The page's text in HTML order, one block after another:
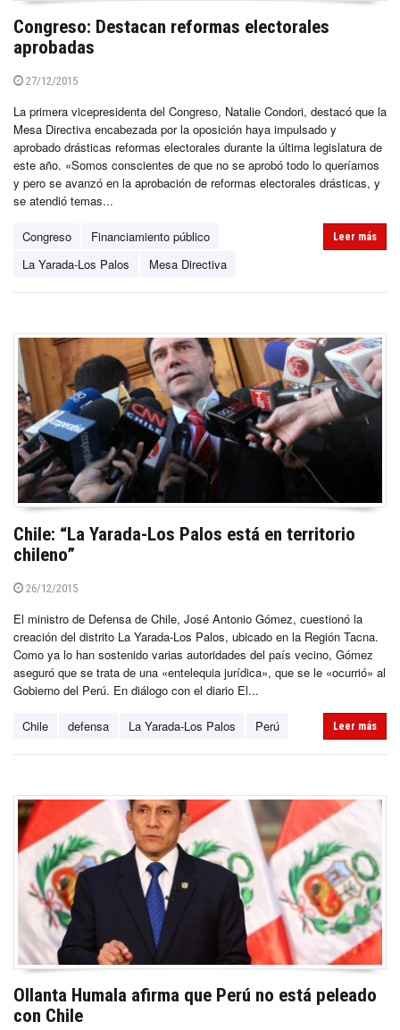
Congreso: Destacan reformas electorales
aprobadas
27/12/2015
La primera vicepresidenta del Congreso, Natalie Condori, destacó que la
Mesa Directiva encabezada por la oposición haya impulsado y
aprobado drásticas reformas electorales durante la última legislatura de
este año. «Somos conscientes de que no se aprobó todo lo queríamos
y pero se avanzó en la aprobación de reformas electorales drásticas, y
se atendió temas...
Congreso
Financiamiento público
La Yarada-Los Palos
Mesa Directiva
Leer más
Chile: “La Yarada-Los Palos está en territorio
chileno”
26/12/2015
El ministro de Defensa de Chile, José Antonio Gómez, cuestionó la
creación del distrito La Yarada-Los Palos, ubicado en la Región Tacna.
Como ya lo han sostenido varias autoridades del país vecino, Gómez
aseguró que se trata de una «entelequia jurídica», que se le «ocurrió» al
Gobierno del Perú. En diálogo con el diario El...
Chile defensa La Yarada-Los Palos Perú Leer más
Ollanta Humala afirma que Perú no está peleado
con Chile